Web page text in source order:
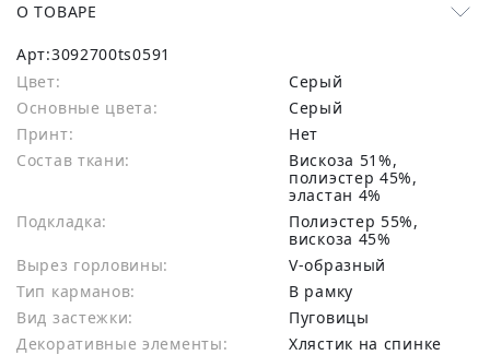
О ТОВАРЕ
Арт:3092700ts0591
Цвет:
Серый
Основные цвета:
серый
Принт:
Нет
Состав ткани:
вискоза 51%,
полиэстер 45%,
эластан 4%
Подкладка:
Полиэстер 55%,
вискоза 45%
Вырез горловины:
V-образный
Тип карманов:
В рамку
Вид застежки:
Пуговицы
Декоративные элементы:
Хлястик на спинке